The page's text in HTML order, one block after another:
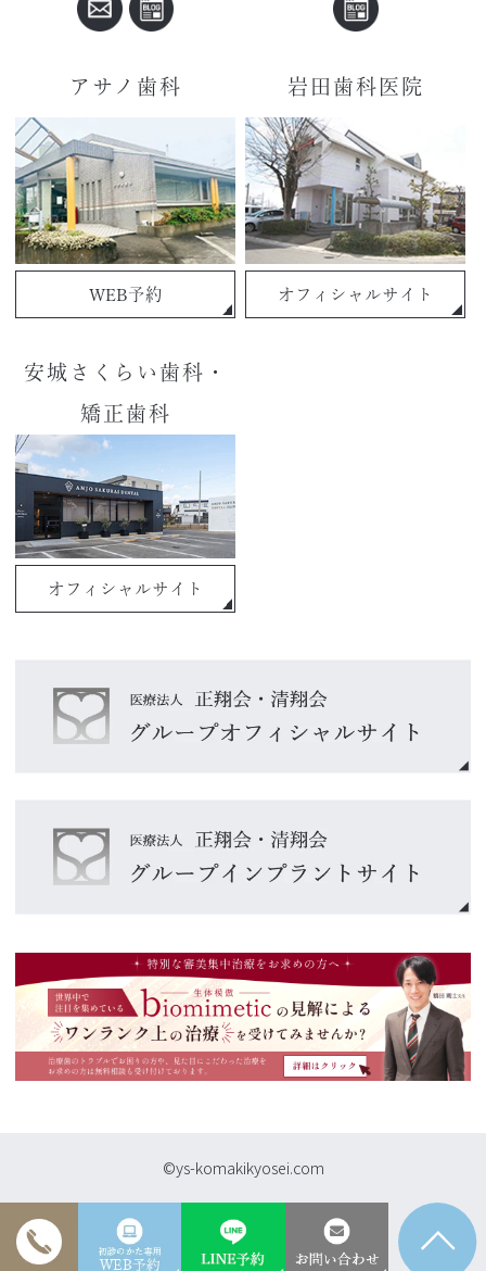
アサノ歯科
WEB予約
岩田歯科医院
オフィシャルサイト
安城さくらい歯科・
矯正歯科
オフィシャルサイト
©ys-komakikyosei.com